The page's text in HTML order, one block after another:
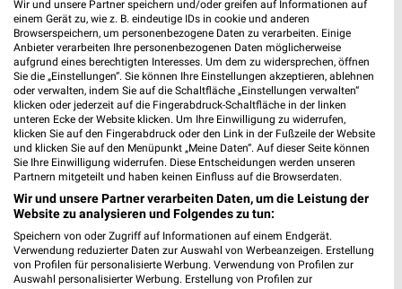
cyberport Angebote im aktuellen Prospekt
Noch mehr Angebote in
Wir und unsere Partner speichern und/oder greifen auf Informationen auf
einem Gerät zu, wie z. B. eindeutige IDs in cookie und anderen
Browserspeichern, um personenbezogene Daten zu verarbeiten. Einige
Anbieter verarbeiten Ihre personenbezogenen Daten möglicherweise
aufgrund eines berechtigten Interesses. Um dem zu widersprechen, öffnen
Sie die „Einstellungen“. Sie können Ihre Einstellungen akzeptieren, ablehnen
oder verwalten, indem Sie auf die Schaltfläche „Einstellungen verwalten“
klicken oder jederzeit auf die Fingerabdruck-Schaltfläche in der linken
unteren Ecke der Website klicken. Um Ihre Einwilligung zu widerrufen,
klicken Sie auf den Fingerabdruck oder den Link in der Fußzeile der Website
und klicken Sie auf den Menüpunkt „Meine Daten“. Auf dieser Seite können
Sie Ihre Einwilligung widerrufen. Diese Entscheidungen werden unseren
Partnern mitgeteilt und haben keinen Einfluss auf die Browserdaten.
Wir und unsere Partner verarbeiten Daten, um die Leistung der
Website zu analysieren und Folgendes zu tun:
Speichern von oder Zugriff auf Informationen auf einem Endgerät.
Verwendung reduzierter Daten zur Auswahl von Werbeanzeigen. Erstellung
von Profilen für personalisierte Werbung. Verwendung von Profilen zur
Auswahl personalisierter Werbung. Erstellung von Profilen zur